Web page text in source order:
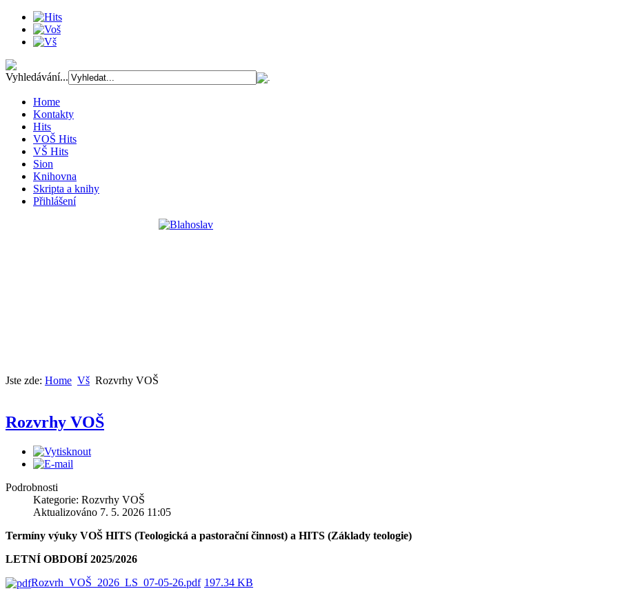
Vyhledávání...
Home
Kontakty
Hits
VOŠ Hits
VŠ Hits
Sion
Knihovna
Skripta a knihy
Přihlášení
Jste zde: Home Vš Rozvrhy VOŠ
Rozvrhy VOŠ
Podrobnosti
Kategorie: Rozvrhy VOŠ
Aktualizováno 7. 5. 2026 11:05
Termíny výuky VOŠ HITS (Teologická a pastorační činnost) a HITS (Základy teologie)
LETNÍ OBDOBÍ 2025/2026
Rozvrh_VOŠ_2026_LS_07-05-26.pdf 197.34 KB